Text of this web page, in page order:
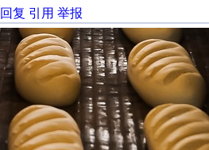
回复 引用 举报